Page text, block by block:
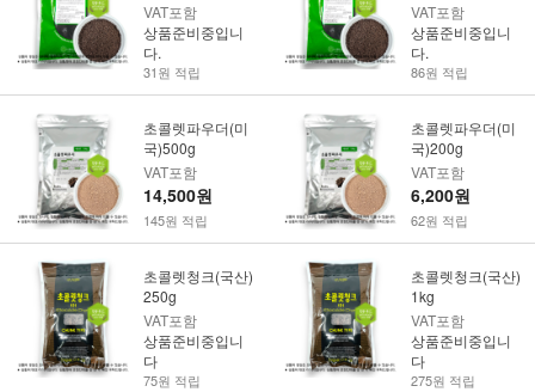
VAT포함
상품준비중입니
다.
31원 적립
VAT포함
상품준비중입니
다.
86원 적립
초콜렛파우더(미
국)500g
VAT포함
14,500원
145원 적립
초콜렛파우더(미
국)200g
VAT포함
6,200원
62원 적립
초콜렛청크(국산)
250g
VAT포함
상품준비중입니
다
75원 적립
초콜렛청크(국산)
1kg
VAT포함
상품준비중입니
다
275원 적립